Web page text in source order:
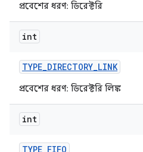
প্রবেশের ধরণ: ডিরেক্টরি
int
TYPE_DIRECTORY_LINK
প্রবেশের ধরণ: ডিরেক্টরি লিঙ্ক
int
TYPE FIFO